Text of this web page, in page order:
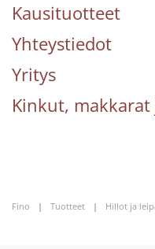
Kausituotteet
Yhteystiedot
Yritys
Kinkut,
Fino Tuotteet Hillot ja